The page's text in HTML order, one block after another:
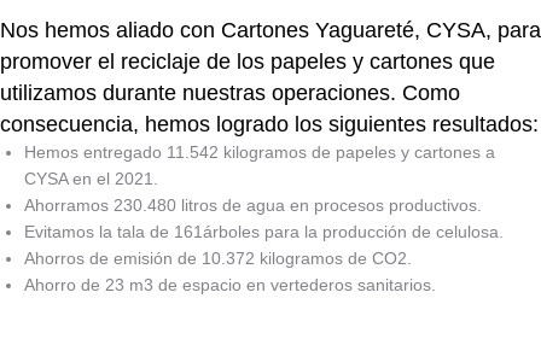
Nos hemos aliado con Cartones Yaguareté, CYSA, para
promover el reciclaje de los papeles y cartones que
utilizamos durante nuestras operaciones. Como
consecuencia, hemos logrado los siguientes resultados:
Hemos entregado 11.542 kilogramos de papeles y cartones a
CYSA en el 2021.
Ahorramos 230.480 litros de agua en procesos productivos.
Evitamos la tala de 161árboles para la producción de celulosa.
Ahorros de emisión de 10.372 kilogramos de CO2.
Ahorro de 23 m3 de espacio en vertederos sanitarios.